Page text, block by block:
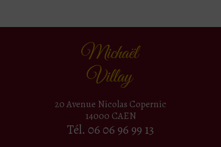
20 Avenue Nicolas Copernic
14000 CAEN
Tél. 06 06 96 99 13